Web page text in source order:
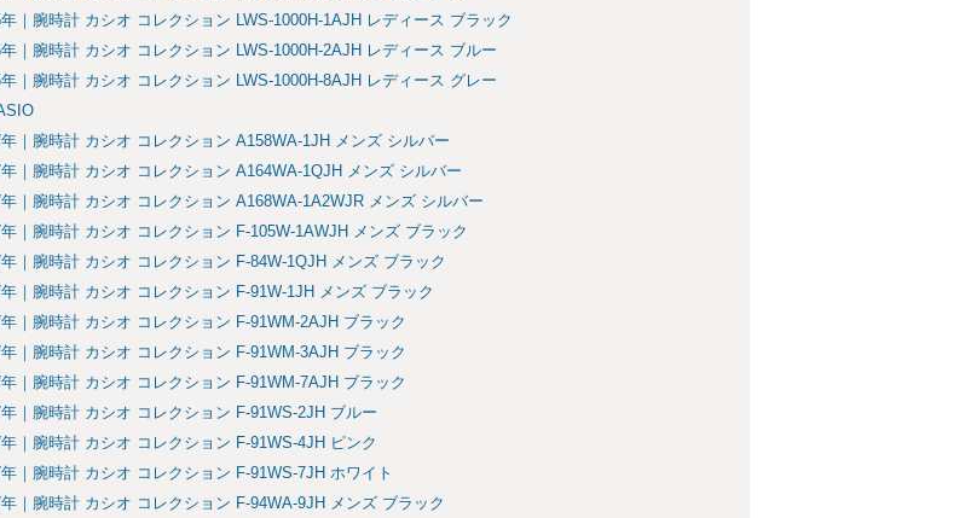
｜腕時計 カシオ コレクション LWS-1000H-1AJH レディース ブラック
｜腕時計 カシオ コレクション LWS-1000H-2AJH レディース ブルー
｜腕時計 カシオ コレクション LWS-1000H-8AJH レディース グレー
｜腕時計 カシオ コレクション A158WA-1JH メンズ シルバー
｜腕時計 カシオ コレクション A164WA-1QJH メンズ シルバー
｜腕時計 カシオ コレクション A168WA-1A2WJR メンズ シルバー
｜腕時計 カシオ コレクション F-105W-1AWJH メンズ ブラック
｜腕時計 カシオ コレクション F-84W-1QJH メンズ ブラック
｜腕時計 カシオ コレクション F-91W-1JH メンズ ブラック
｜腕時計 カシオ コレクション F-91WM-2AJH ブラック
｜腕時計 カシオ コレクション F-91WM-3AJH ブラック
｜腕時計 カシオ コレクション F-91WM-7AJH ブラック
｜腕時計 カシオ コレクション F-91WS-2JH ブルー
｜腕時計 カシオ コレクション F-91WS-4JH ピンク
｜腕時計 カシオ コレクション F-91WS-7JH ホワイト
｜腕時計 カシオ コレクション F-94WA-9JH メンズ ブラック